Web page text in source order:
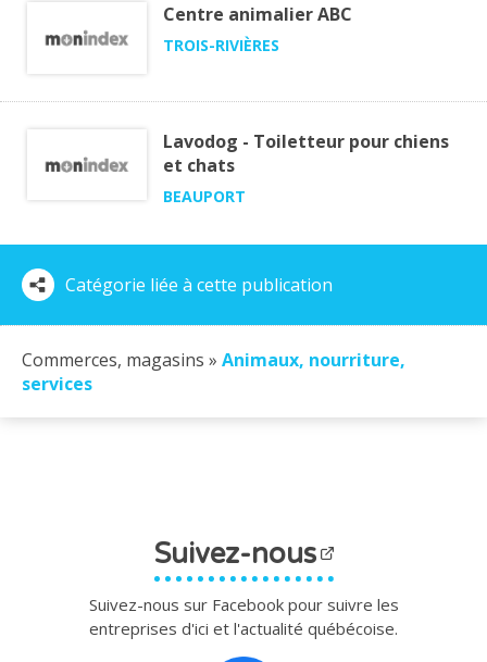
Centre animalier ABC
TROIS-RIVIÈRES
Lavodog - Toiletteur pour chiens
et chats
BEAUPORT
Catégorie liée à cette publication
Commerces, magasins » Animaux, nourriture,
services
Suivez-nous
Suivez-nous sur Facebook pour suivre les
entreprises d'ici et l'actualité québécoise.